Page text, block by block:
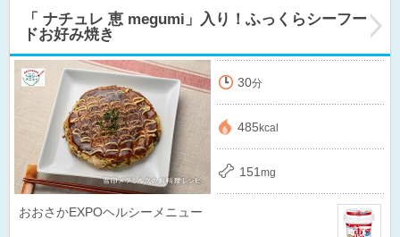
「 ナチュレ 恵 megumi」入り！ふっくらシーフー
ドお好み焼き
30分
485 kcal
151 mg
おおさかEXPOヘルシーメニュー